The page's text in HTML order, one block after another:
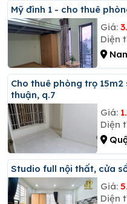
Mỹ đình 1 - cho thuê
Giá:
Diện
Cho thuê phòng trọ 15m2 số 56/32/11 gò ô môi, p.phú
thuận, q.7
Giá:
Diện
Studio full nội thất, cửa
Giá:
Diện